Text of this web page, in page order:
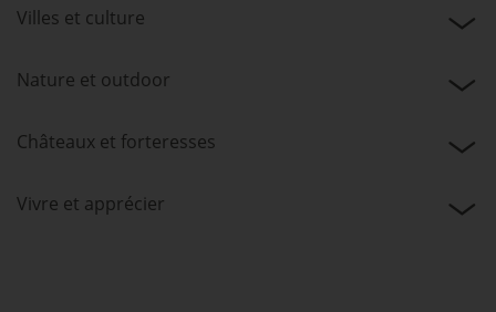
Villes et culture
Nature et outdoor
Châteaux et forteresses
Vivre et apprécier